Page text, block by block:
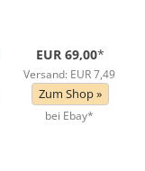
EUR 69,00*
Versand: EUR 7,49
Zum Shop »
bei Ebay*